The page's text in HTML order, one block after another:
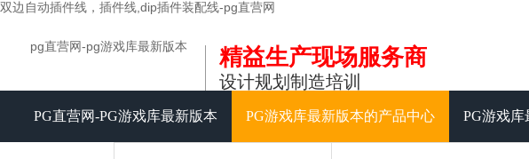
双边自动插件线，插件线,dip插件装配线-pg直营网
pg直营网-pg游戏库最新版本 精益生产现场服务商
设计规划制造培训
PG直营网-PG游戏库最新版本 PG游戏库最新版本的产品中心 PG游戏